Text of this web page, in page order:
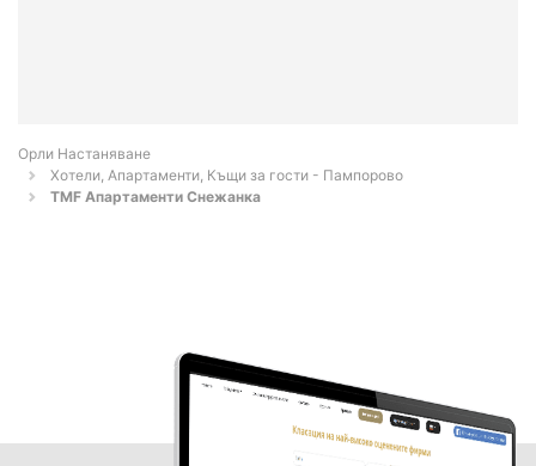
Орли Настаняване
Хотели, Апартаменти, Къщи за гости - Пампорово
TMF Апартаменти Снежанка